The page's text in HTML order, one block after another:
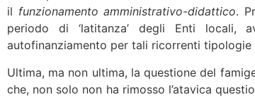
il funzionamento amministrativo-didattico.
periodo di ‘latitanza’ degli Enti locali,
autofinanziamento per tali ricorrenti tipologie
Ultima, ma non ultima, la questione del
che, non solo non ha rimosso l’atavica